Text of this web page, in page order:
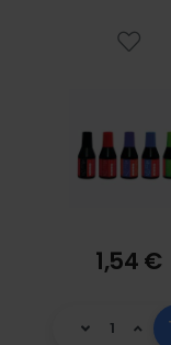
1,54 €